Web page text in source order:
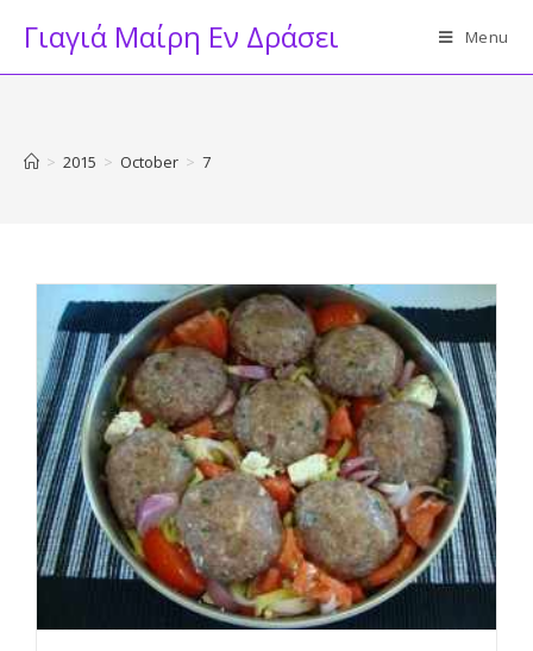
content
Γιαγιά Μαίρη Εν Δράσει Menu
> 2015 > October > 7